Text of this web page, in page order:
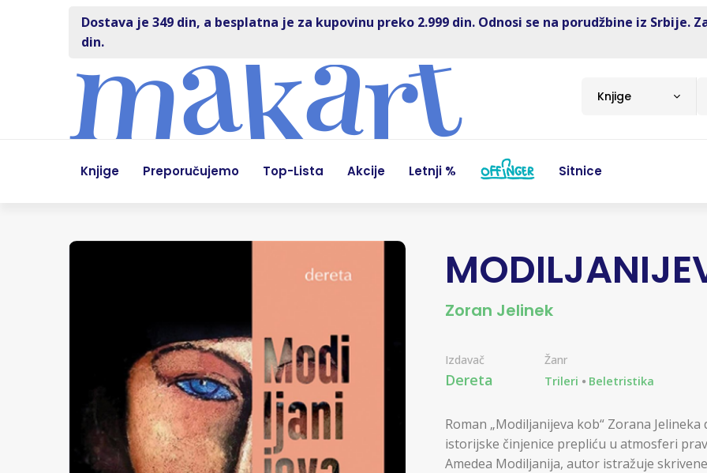
Dostava je 349 din, a besplatna je za kupovinu preko 2.999 din. Odnosi se na porudžbine iz Srbije.
din.
Knjige
Knjige Preporučujemo Top-Lista Akcije Letnji % Sitnice
Zoran Jelinek
Izdavač
Dereta
Žanr
Trileri
Beletristika
Roman „Modiljanijeva kob“ Zorana
istorijske činjenice prepliću u atmosferi
Amedea Modiljanija, autor istražuje